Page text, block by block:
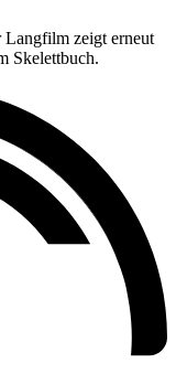
Langfilm zeigt erneut
Skelettbuch.